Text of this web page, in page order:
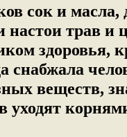
сок и масла,
настои трав и
здоровья,
снабжала
веществ,
уходят